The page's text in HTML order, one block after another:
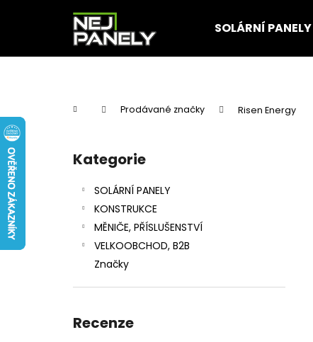
SOLÁRNÍ PANELY
Domů Prodávané značky Risen Energy
Přeskočit
kategorie
Kategorie
SOLÁRNÍ PANELY
KONSTRUKCE
MĚNIČE, PŘÍSLUŠENSTVÍ
VELKOOBCHOD, B2B
Značky
Recenze
í
Zpět
do
Zpět
do
VARIO 140MM DVOJITĚ NASTAVITELNÝ
HÁK